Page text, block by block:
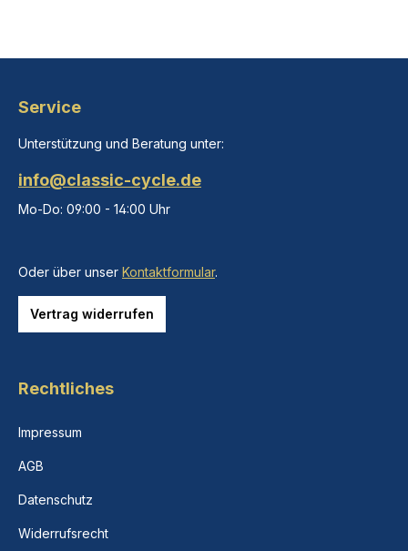
Service
Unterstützung und Beratung unter:
info@classic-cycle.de
Mo-Do: 09:00 - 14:00 Uhr
Oder über unser Kontaktformular.
Vertrag widerrufen
Rechtliches
Impressum
AGB
Datenschutz
Widerrufsrecht